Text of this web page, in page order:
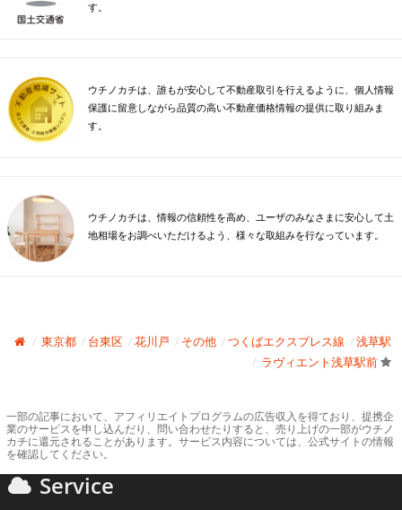
す。
ウチノカチは、誰もが安心して不動産取引を行えるように、個人情報
保護に留意しながら品質の高い不動産価格情報の提供に取り組みま
す。
ウチノカチは、情報の信頼性を高め、ユーザのみなさまに安心して土
地相場をお調べいただけるよう、様々な取組みを行なっています。
東京都 台東区 花川戸 その他 つくばエクスプレス線
浅草駅
ラヴィエント浅草駅前
一部の記事において、アフィリエイトプログラムの広告収入を得ており、提携企
業のサービスを申し込んだり、問い合わせたりすると、売り上げの一部がウチノ
カチに還元されることがあります。サービス内容については、公式サイトの情報
を確認してください。
Service